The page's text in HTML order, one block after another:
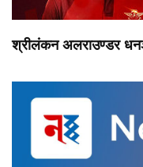
श्रीलंकन अलराउण्डर